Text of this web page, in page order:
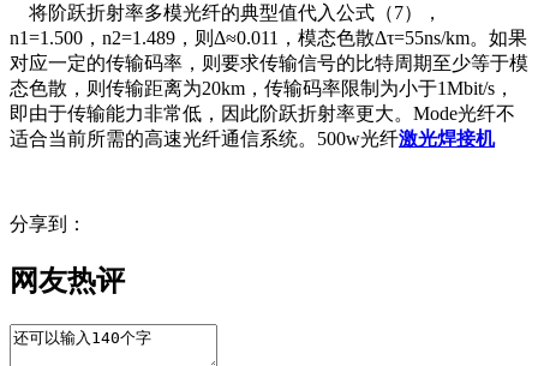
将阶跃折射率多模光纤的典型值代入公式（7），
n1=1.500，n2=1.489，则Δ≈0.011，模态色散Δτ=55ns/km。如果
对应一定的传输码率，则要求传输信号的比特周期至少等于模
态色散，则传输距离为20km，传输码率限制为小于1Mbit/s，
即由于传输能力非常低，因此阶跃折射率更大。Mode光纤不
适合当前所需的高速光纤通信系统。500w光纤激光焊接机
分享到：
网友热评